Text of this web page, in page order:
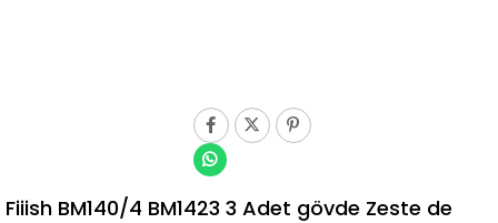
Fiiish BM140/4 BM1423 3 Adet gövde Zeste de